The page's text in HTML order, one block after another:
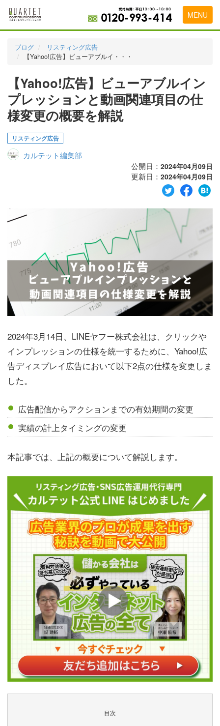
MENU
料金表
実績・お客様の声
初めて導入をお考えの方
代理店の乗り換えをお考えの方
広告代理店・HP制作会社様へ
お申し込みから運用開始までの流れ
ブログ
リスティング広告
【Yahoo!広告】ビューアブルイ・・・
【Yahoo!広告】ビューアブルイン
プレッションと動画関連項目の仕
様変更の概要を解説
リスティング広告
カルテット編集部
公開日： 2024年04月09日
更新日： 2024年04月09日
2024年3月14日、LINEヤフー株式会社は、クリックや
インプレッションの仕様を統一するために、Yahoo!広
告ディスプレイ広告において以下2点の仕様を変更しま
した。
広告配信からアクションまでの有効期間の変更
実績の計上タイミングの変更
本記事では、上記の概要について解説します。
目次